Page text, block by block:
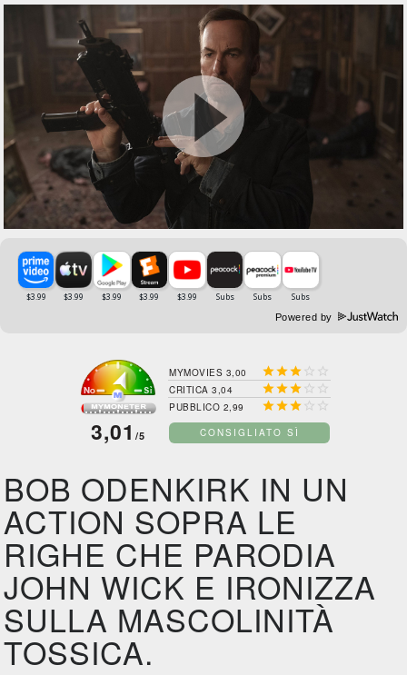
Powered by
3,01 /5
MYMOVIES 3,00   
CRITICA 3,04   
PUBBLICO 2,99   
CONSIGLIATO SÌ
BOB ODENKIRK IN UN
ACTION SOPRA LE
RIGHE CHE PARODIA
JOHN WICK E IRONIZZA
SULLA MASCOLINITÀ
TOSSICA.